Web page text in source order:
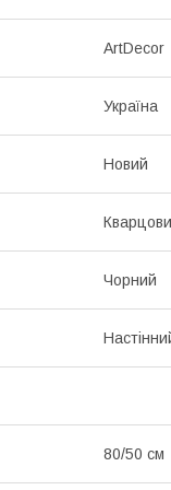
ArtDecor
Україна
Новий
Чорний
80/50 см